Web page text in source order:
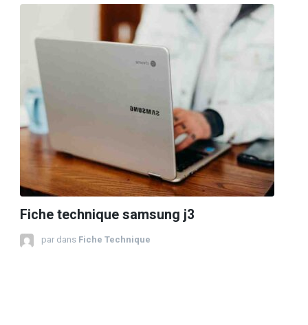
Fiche technique samsung j3
par dans Fiche Technique